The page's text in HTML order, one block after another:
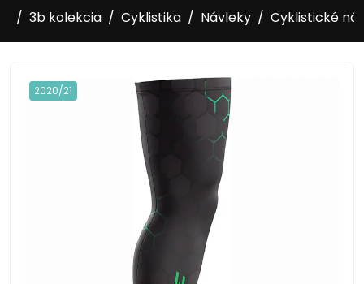
3b kolekcia Cyklistika Návleky Cyklistické
2020/21